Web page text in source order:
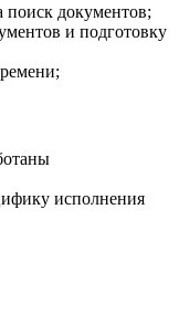
поиск документов;
и подготовку
исполнения